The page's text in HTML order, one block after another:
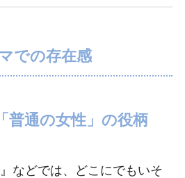
での存在感
普通の女性」の役柄
などでは、どこにでもいそ